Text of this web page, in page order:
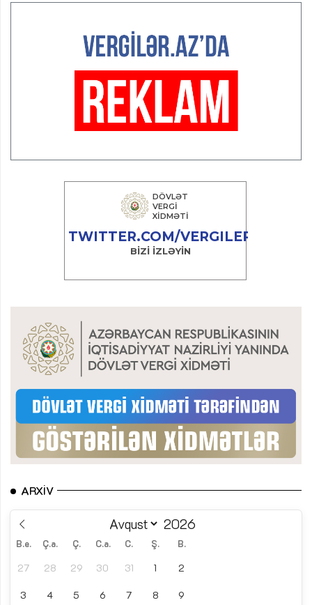
ARXIV
B.e. Ç.a. Ç. C.a. C. Ş. B.
27 28 29 30 31 1 2
3 4 5 6 7 8 9